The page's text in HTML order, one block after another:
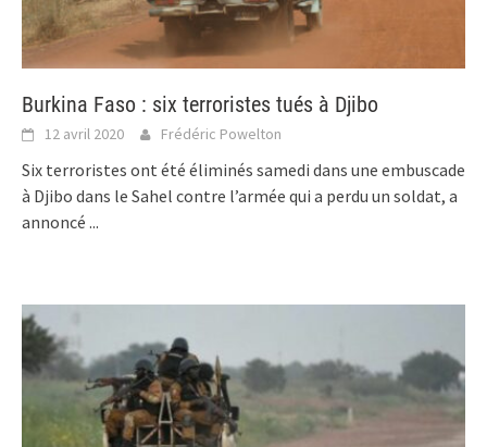
Burkina Faso : six terroristes tués à Djibo
12 avril 2020 Frédéric Powelton
Six terroristes ont été éliminés samedi dans une embuscade
à Djibo dans le Sahel contre l’armée qui a perdu un soldat, a
annoncé ...